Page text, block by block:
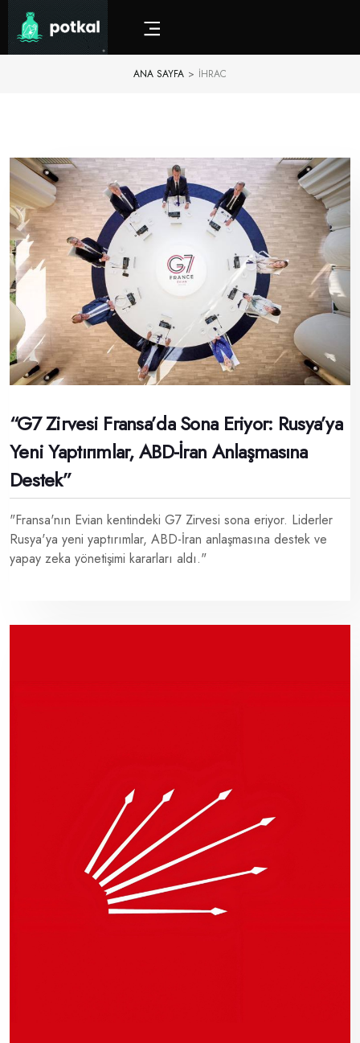
ANA SAYFA > IHRAC
“G7 Zirvesi Fransa’da Sona Eriyor: Rusya’ya
Yeni Yaptırımlar, ABD-İran Anlaşmasına
Destek”
"Fransa'nın Evian kentindeki G7 Zirvesi sona eriyor. Liderler
Rusya'ya yeni yaptırımlar, ABD-İran anlaşmasına destek ve
yapay zeka yönetişimi kararları aldı."